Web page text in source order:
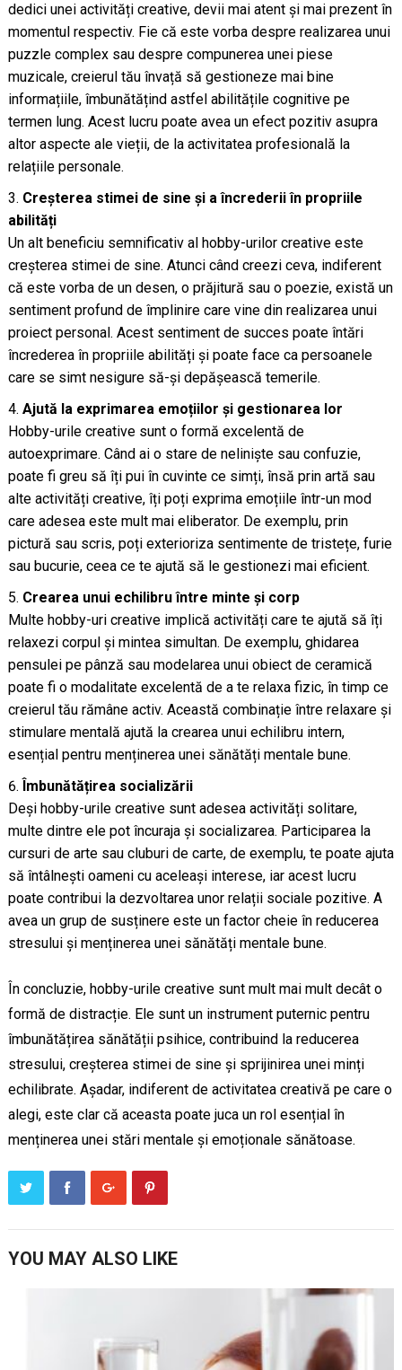
dedici unei activități creative, devii mai atent și mai prezent în
momentul respectiv. Fie că este vorba despre realizarea unui
puzzle complex sau despre compunerea unei piese
muzicale, creierul tău învață să gestioneze mai bine
informațiile, îmbunătățind astfel abilitățile cognitive pe
termen lung. Acest lucru poate avea un efect pozitiv asupra
altor aspecte ale vieții, de la activitatea profesională la
relațiile personale.
Creșterea stimei de sine și a încrederii în propriile
abilități
Un alt beneficiu semnificativ al hobby-urilor creative este
creșterea stimei de sine. Atunci când creezi ceva, indiferent
că este vorba de un desen, o prăjitură sau o poezie, există un
sentiment profund de împlinire care vine din realizarea unui
proiect personal. Acest sentiment de succes poate întări
încrederea în propriile abilități și poate face ca persoanele
care se simt nesigure să-și depășească temerile.
Ajută la exprimarea emoțiilor și gestionarea lor
Hobby-urile creative sunt o formă excelentă de
autoexprimare. Când ai o stare de neliniște sau confuzie,
poate fi greu să îți pui în cuvinte ce simți, însă prin artă sau
alte activități creative, îți poți exprima emoțiile într-un mod
care adesea este mult mai eliberator. De exemplu, prin
pictură sau scris, poți exterioriza sentimente de tristețe, furie
sau bucurie, ceea ce te ajută să le gestionezi mai eficient.
Crearea unui echilibru între minte și corp
Multe hobby-uri creative implică activități care te ajută să îți
relaxezi corpul și mintea simultan. De exemplu, ghidarea
pensulei pe pânză sau modelarea unui obiect de ceramică
poate fi o modalitate excelentă de a te relaxa fizic, în timp ce
creierul tău rămâne activ. Această combinație între relaxare și
stimulare mentală ajută la crearea unui echilibru intern,
esențial pentru menținerea unei sănătăți mentale bune.
Îmbunătățirea socializării
Deși hobby-urile creative sunt adesea activități solitare,
multe dintre ele pot încuraja și socializarea. Participarea la
cursuri de arte sau cluburi de carte, de exemplu, te poate ajuta
să întâlnești oameni cu aceleași interese, iar acest lucru
poate contribui la dezvoltarea unor relații sociale pozitive. A
avea un grup de susținere este un factor cheie în reducerea
stresului și menținerea unei sănătăți mentale bune.
În concluzie, hobby-urile creative sunt mult mai mult decât o
formă de distracție. Ele sunt un instrument puternic pentru
îmbunătățirea sănătății psihice, contribuind la reducerea
stresului, creșterea stimei de sine și sprijinirea unei minți
echilibrate. Așadar, indiferent de activitatea creativă pe care o
alegi, este clar că aceasta poate juca un rol esențial în
menținerea unei stări mentale și emoționale sănătoase.
YOU MAY ALSO LIKE